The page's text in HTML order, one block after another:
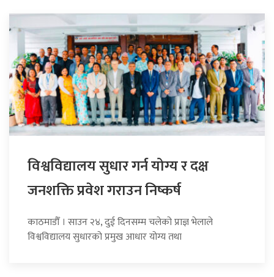
विश्वविद्यालय सुधार गर्न योग्य र दक्ष
जनशक्ति प्रवेश गराउन निष्कर्ष
काठमाडौँ । साउन २४, दुई दिनसम्म चलेको प्राज्ञ भेलाले
विश्वविद्यालय सुधारको प्रमुख आधार योग्य तथा